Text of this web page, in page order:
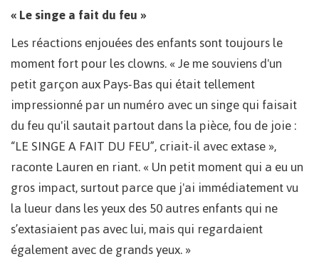
« Le singe a fait du feu »
Les réactions enjouées des enfants sont toujours le
moment fort pour les clowns. « Je me souviens d'un
petit garçon aux Pays-Bas qui était tellement
impressionné par un numéro avec un singe qui faisait
du feu qu'il sautait partout dans la pièce, fou de joie :
“LE SINGE A FAIT DU FEU”, criait-il avec extase »,
raconte Lauren en riant. « Un petit moment qui a eu un
gros impact, surtout parce que j'ai immédiatement vu
la lueur dans les yeux des 50 autres enfants qui ne
s’extasiaient pas avec lui, mais qui regardaient
également avec de grands yeux. »